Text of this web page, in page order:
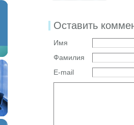
Оставить
Имя
Фамилия
E-mail